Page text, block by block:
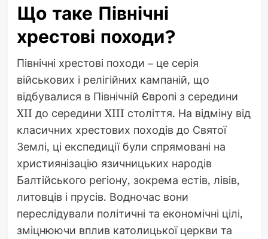
Що таке Північні
хрестові походи?
Північні хрестові походи – це серія
військових і релігійних кампаній, що
відбувалися в Північній Європі з середини
XII до середини XIII століття. На відміну від
класичних хрестових походів до Святої
Землі, ці експедиції були спрямовані на
християнізацію язичницьких народів
Балтійського регіону, зокрема естів, лівів,
литовців і прусів. Водночас вони
переслідували політичні та економічні цілі,
зміцнюючи вплив католицької церкви та